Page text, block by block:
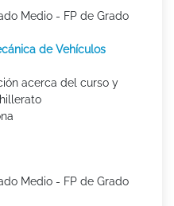
Medio - FP de Grado
de Vehículos
acerca del curso y
Medio - FP de Grado